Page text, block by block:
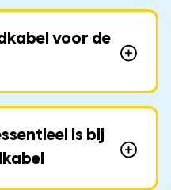
voor de
is bij